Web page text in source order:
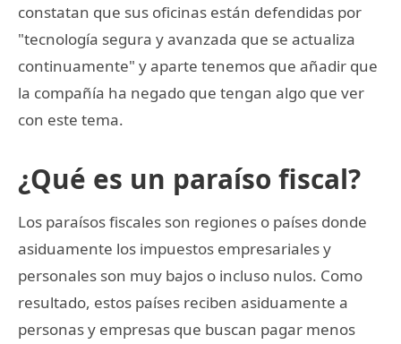
constatan que sus oficinas están defendidas por
"tecnología segura y avanzada que se actualiza
continuamente" y aparte tenemos que añadir que
la compañía ha negado que tengan algo que ver
con este tema.
¿Qué es un paraíso fiscal?
Los paraísos fiscales son regiones o países donde
asiduamente los impuestos empresariales y
personales son muy bajos o incluso nulos. Como
resultado, estos países reciben asiduamente a
personas y empresas que buscan pagar menos